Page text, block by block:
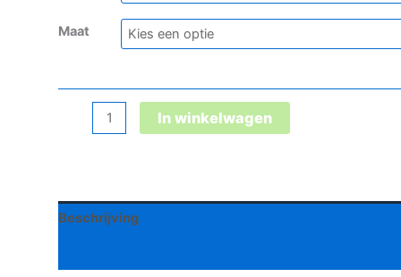
Maat
Microflex
In winkelwagen
Beschrijving